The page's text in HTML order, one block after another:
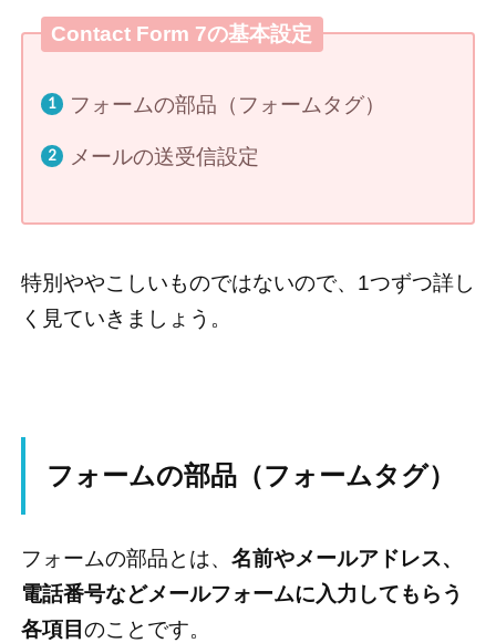
Contact Form 7の基本設定
フォームの部品（フォームタグ）
メールの送受信設定
特別ややこしいものではないので、1つずつ詳し
く見ていきましょう。
フォームの部品（フォームタグ）
フォームの部品とは、 名前やメールアドレス、
電話番号などメールフォームに入力してもらう
各項目 のことです。